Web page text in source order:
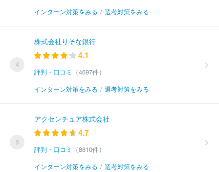
インターン対策をみる / 選考対策をみる
4
株式会社りそな銀行
4.1
評判・口コミ
（4697件）
インターン対策をみる / 選考対策をみる
5
アクセンチュア株式会社
4.7
評判・口コミ
（8810件）
インターン対策をみる / 選考対策をみる